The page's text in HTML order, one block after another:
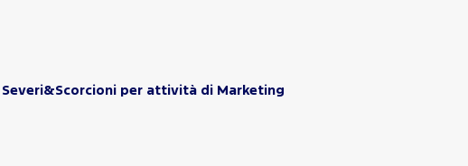
per attività di Marketing